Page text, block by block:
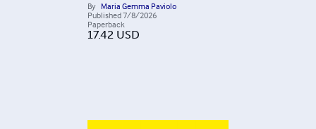
By Maria Gemma Paviolo
Published7/8/2026
Paperback
17.42 USD